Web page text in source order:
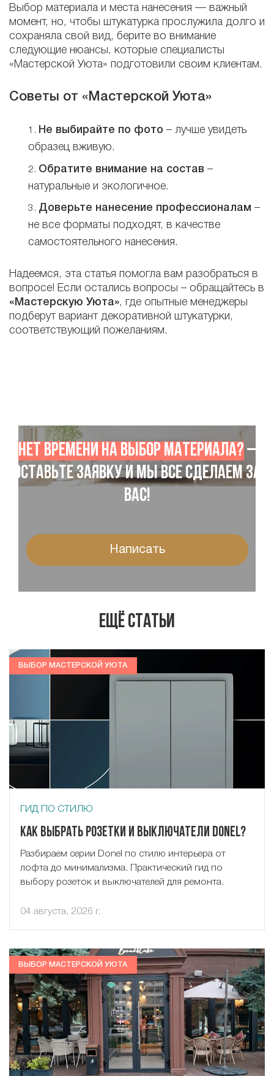
Выбор материала и места нанесения — важный
момент, но, чтобы штукатурка прослужила долго и
сохраняла свой вид, берите во внимание
следующие нюансы, которые специалисты
«Мастерской Уюта» подготовили своим клиентам.
Советы от «Мастерской Уюта»
Не выбирайте по фото – лучше увидеть
образец вживую.
Обратите внимание на состав –
натуральные и экологичное.
Доверьте нанесение профессионалам –
не все форматы подходят, в качестве
самостоятельного нанесения.
Надеемся, эта статья помогла вам разобраться в
вопросе! Если остались вопросы – обращайтесь в
«Мастерскую Уюта», где опытные менеджеры
подберут вариант декоративной штукатурки,
соответствующий пожеланиям.
Нет времени на выбор материала?–
Оставьте заявку и мы все сделаем за
Вас!
Написать
Ещё статьи
ВЫБОР МАСТЕРСКОЙ УЮТА
ГИД ПО СТИЛЮ
Как выбрать розетки и выключатели Donel?
Разбираем серии Donel по стилю интерьера от
лофта до минимализма. Практический гид по
выбору розеток и выключателей для ремонта.
04 августа, 2026 г.
ВЫБОР МАСТЕРСКОЙ УЮТА